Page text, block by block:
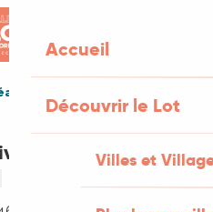
Accueil
Découvrir le Lot
Villes et
contemporaine
contemporaine